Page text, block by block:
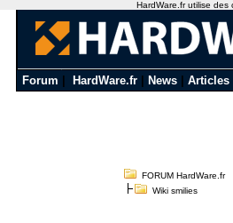
Forum HardWare.fr News Articles
FORUM HardWare.fr
Wiki smilies
HardWare.fr utilise